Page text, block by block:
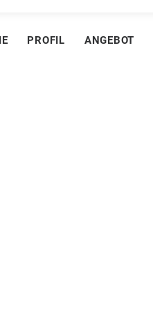
PROFIL ANGEBOT